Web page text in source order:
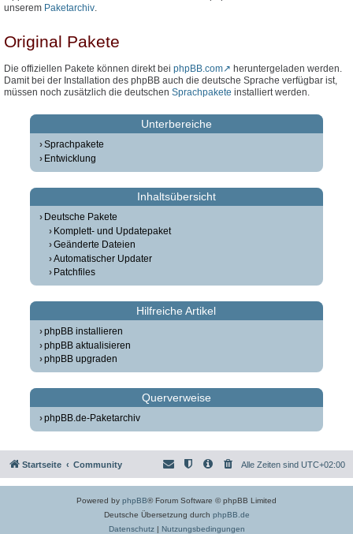
unserem Paketarchiv.
Original Pakete
Die offiziellen Pakete können direkt bei phpBB.com
heruntergeladen werden.
Damit bei der Installation des phpBB auch die deutsche Sprache verfügbar ist,
müssen noch zusätzlich die deutschen Sprachpakete installiert werden.
Unterbereiche
Sprachpakete
Entwicklung
Inhaltsübersicht
Deutsche Pakete
Komplett- und Updatepaket
Geänderte Dateien
Automatischer Updater
Patchfiles
Hilfreiche Artikel
phpBB installieren
phpBB aktualisieren
phpBB upgraden
Querverweise
phpBB.de-Paketarchiv
Startseite Community Alle Zeiten sind UTC+02:00
Powered by phpBB® Forum Software © phpBB Limited
Deutsche Übersetzung durch phpBB.de
Datenschutz| Nutzungsbedingungen